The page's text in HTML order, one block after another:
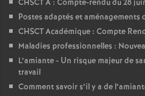
CHSCT A : Compte-rendu du 28
Postes adaptés et aménagements
CHSCT Académique : Compte
Maladies professionnelles :
L’amiante - Un risque majeur de
travail
Comment savoir s’il y a de